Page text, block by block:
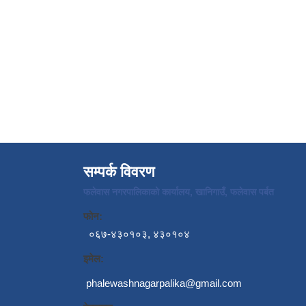
सम्पर्क विवरण
फलेवास नगरपालिकाको कार्यालय, खानिगाउँ, फलेवास पर्बत
फोन:
०६७-४३०१०३, ४३०१०४
इमेल:
phalewashnagarpalika@gmail.com